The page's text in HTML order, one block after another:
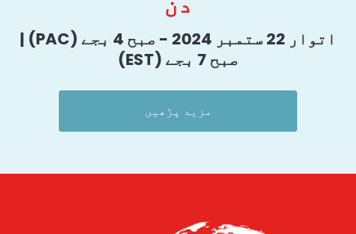
اتوار 22 ستمبر 2024 - صبح 4 بجے (PAC) |
صبح 7 بجے (EST)
مزید پڑھیں